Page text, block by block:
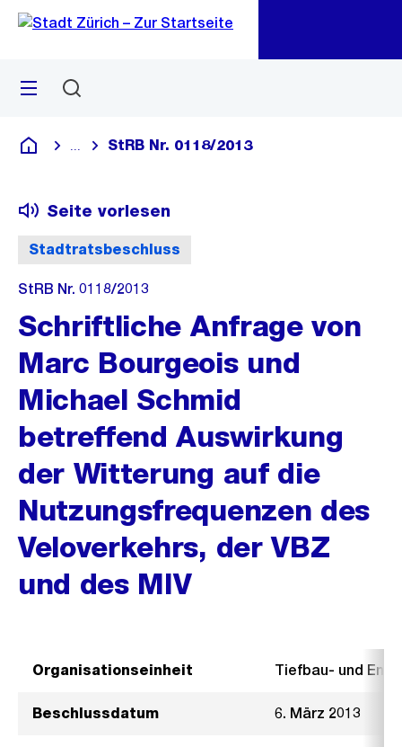
Navigation
Sprunglink
Menü
Deutsch
Blende alle Breadcrumbs ein
StRB Nr. 0118/2013
Stadtratsbeschluss
Seite vorlesen
StRB Nr. 0118/2013
Schriftliche Anfrage von
Marc Bourgeois und
Michael Schmid
betreffend Auswirkung
der Witterung auf die
Nutzungsfrequenzen des
Veloverkehrs, der VBZ
und des MIV
Organisationseinheit Tiefbau- und
Beschlussdatum 6. März 2013